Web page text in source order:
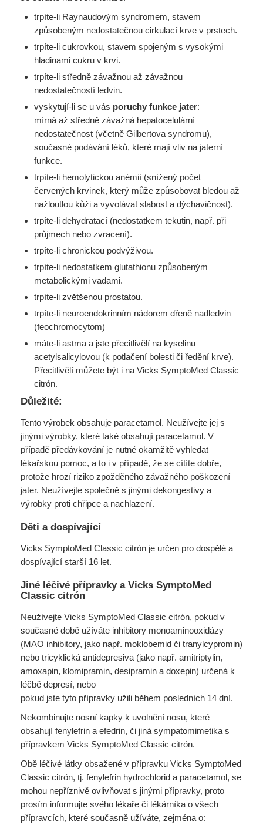
trpíte-li Raynaudovým syndromem, stavem
způsobeným nedostatečnou cirkulací krve v prstech.
trpíte-li cukrovkou, stavem spojeným s vysokými
hladinami cukru v krvi.
trpíte-li středně závažnou až závažnou
nedostatečností ledvin.
vyskytují-li se u vás poruchy funkce jater:
mírná až středně závažná hepatocelulární
nedostatečnost (včetně Gilbertova syndromu),
současné podávání léků, které mají vliv na jaterní
funkce.
trpíte-li hemolytickou anémií (snížený počet
červených krvinek, který může způsobovat bledou až
nažloutlou kůži a vyvolávat slabost a dýchavičnost).
trpíte-li dehydratací (nedostatkem tekutin, např. při
průjmech nebo zvracení).
trpíte-li chronickou podvýživou.
trpíte-li nedostatkem glutathionu způsobeným
metabolickými vadami.
trpíte-li zvětšenou prostatou.
trpíte-li neuroendokrinním nádorem dřeně nadledvin
(feochromocytom)
máte-li astma a jste přecitlivělí na kyselinu
acetylsalicylovou (k potlačení bolesti či ředění krve).
Přecitlivělí můžete být i na Vicks SymptoMed Classic
citrón.
Důležité:
Tento výrobek obsahuje paracetamol. Neužívejte jej s
jinými výrobky, které také obsahují paracetamol. V
případě předávkování je nutné okamžitě vyhledat
lékařskou pomoc, a to i v případě, že se cítíte dobře,
protože hrozí riziko zpožděného závažného poškození
jater. Neužívejte společně s jinými dekongestivy a
výrobky proti chřipce a nachlazení.
Děti a dospívající
Vicks SymptoMed Classic citrón je určen pro dospělé a
dospívající starší 16 let.
Jiné léčivé přípravky a Vicks SymptoMed
Classic citrón
Neužívejte Vicks SymptoMed Classic citrón, pokud v
současné době užíváte inhibitory monoaminooxidázy
(MAO inhibitory, jako např. moklobemid či tranylcypromin)
nebo tricyklická antidepresiva (jako např. amitriptylin,
amoxapin, klomipramin, desipramin a doxepin) určená k
léčbě depresí, nebo
pokud jste tyto přípravky užili během posledních 14 dní.
Nekombinujte nosní kapky k uvolnění nosu, které
obsahují fenylefrin a efedrin, či jiná sympatomimetika s
přípravkem Vicks SymptoMed Classic citrón.
Obě léčivé látky obsažené v přípravku Vicks SymptoMed
Classic citrón, tj. fenylefrin hydrochlorid a paracetamol, se
mohou nepříznivě ovlivňovat s jinými přípravky, proto
prosím informujte svého lékaře či lékárníka o všech
přípravcích, které současně užíváte, zejména o: